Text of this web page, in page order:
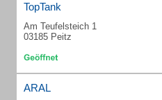
TopTank
Am Teufelsteich 1
03185 Peitz
ARAL